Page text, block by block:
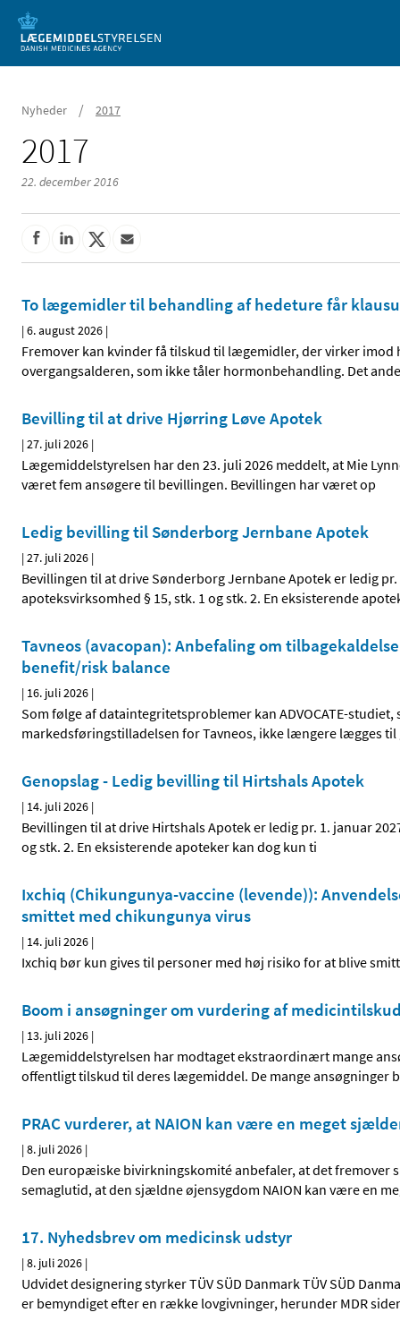
Mobil visning
Nyheder / 2017
2017
22. december 2016
To lægemidler til behandling af hedeture får
|6. august 2026 |
Fremover kan kvinder få tilskud til lægemidler, der virker
overgangsalderen, som ikke tåler hormonbehandling. Det
Bevilling til at drive Hjørring Løve Apotek
|27. juli 2026 |
Lægemiddelstyrelsen har den 23. juli 2026 meddelt, at Mie
været fem ansøgere til bevillingen. Bevillingen har været op
Ledig bevilling til Sønderborg Jernbane Apotek
|27. juli 2026 |
Bevillingen til at drive Sønderborg Jernbane Apotek er ledig
apoteksvirksomhed § 15, stk. 1 og stk. 2. En eksisterende
Tavneos (avacopan): Anbefaling om
benefit/risk balance
| 16. juli 2026 |
Som følge af dataintegritetsproblemer kan ADVOCATE-
markedsføringstilladelsen for Tavneos, ikke længere lægges
Genopslag - Ledig bevilling til Hirtshals Apotek
| 14. juli 2026 |
Bevillingen til at drive Hirtshals Apotek er ledig pr. 1. januar
og stk. 2. En eksisterende apoteker kan dog kun ti
Ixchiq (Chikungunya-vaccine (levende)):
smittet med chikungunya virus
| 14. juli 2026 |
Ixchiq bør kun gives til personer med høj risiko for at blive
Boom i ansøgninger om vurdering af
| 13. juli 2026 |
Lægemiddelstyrelsen har modtaget ekstraordinært mange
offentligt tilskud til deres lægemiddel. De mange
PRAC vurderer, at NAION kan være en meget
|8. juli 2026 |
Den europæiske bivirkningskomité anbefaler, at det
semaglutid, at den sjældne øjensygdom NAION kan være en
17. Nyhedsbrev om medicinsk udstyr
|8. juli 2026 |
Udvidet designering styrker TÜV SÜD Danmark TÜV SÜD
er bemyndiget efter en række lovgivninger, herunder MDR